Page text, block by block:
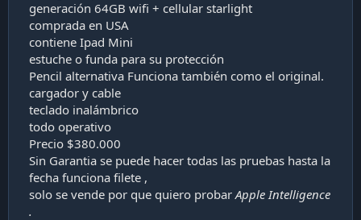
a
c
i
ó
n
generación 64GB wifi + cellular starlight
comprada en USA
contiene Ipad Mini
estuche o funda para su protección
Pencil alternativa Funciona también como el original.
cargador y cable
teclado inalámbrico
todo operativo
Precio $380.000
Sin Garantia se puede hacer todas las pruebas hasta la
fecha funciona filete ,
solo se vende por que quiero probar Apple Intelligence
.